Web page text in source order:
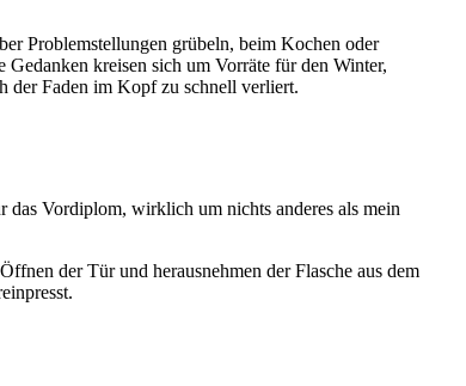
Problemstellungen grübeln, beim Kochen oder
kreisen sich um Vorräte für den Winter,
der Faden im Kopf zu schnell verliert.
das Vordiplom, wirklich um nichts anderes als mein
der Tür und herausnehmen der Flasche aus dem